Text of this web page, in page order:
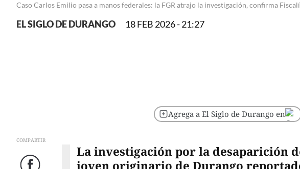
Caso Carlos Emilio pasa a manos federales: la FGR atrajo la investigación, confirma
EL SIGLO DE DURANGO 18 FEB 2026 - 21:27
Agrega a El Siglo de Durango en
COMPARTIR
La investigación por la desaparición